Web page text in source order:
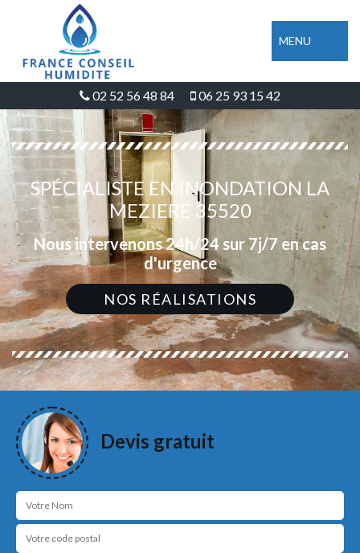
MENU
02 52 56 48 84 06 25 93 15 42
SPÉCIALISTE EN INONDATION LA
MEZIERE 35520
Nous intervenons 24h/24 sur 7j/7 en cas
d'urgence
NOS RÉALISATIONS
Devis gratuit